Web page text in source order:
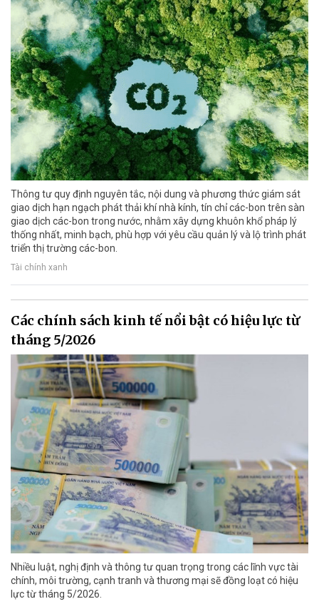
Thông tư quy định nguyên tắc, nội dung và phương thức giám sát
giao dịch hạn ngạch phát thải khí nhà kính, tín chỉ các-bon trên sàn
giao dịch các-bon trong nước, nhằm xây dựng khuôn khổ pháp lý
thống nhất, minh bạch, phù hợp với yêu cầu quản lý và lộ trình phát
triển thị trường các-bon.
Tài chính xanh
Các chính sách kinh tế nổi bật có hiệu lực từ
tháng 5/2026
Nhiều luật, nghị định và thông tư quan trọng trong các lĩnh vực tài
chính, môi trường, cạnh tranh và thương mại sẽ đồng loạt có hiệu
lực từ tháng 5/2026.